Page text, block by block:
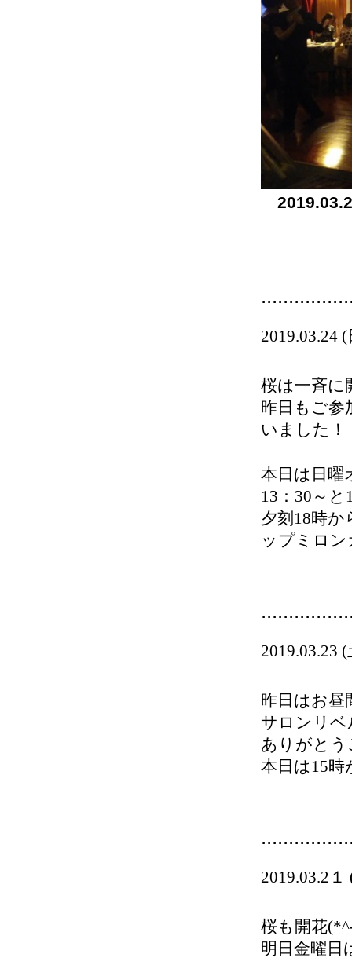
桜は一斉
昨日もご
いました！
本日は日曜
13：30～と
夕刻18時
ップミロ
2019.03.23
昨日はお昼
サロンリ
ありがと
本日は15時
2019.03.2
桜も開花
明日金曜日